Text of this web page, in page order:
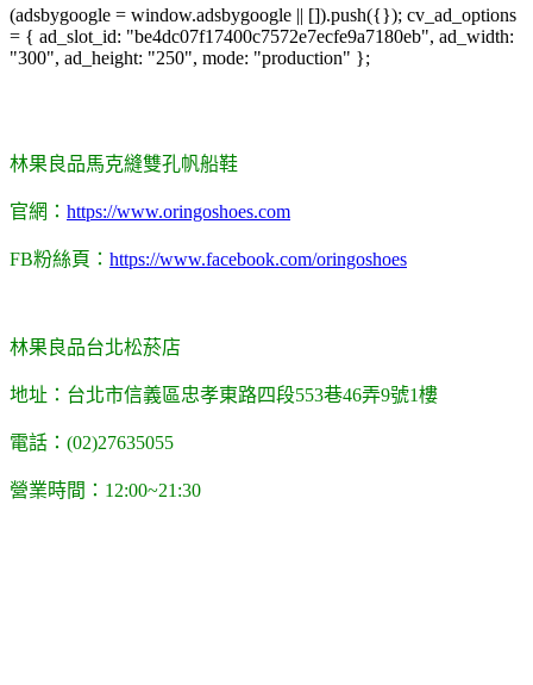
(adsbygoogle = window.adsbygoogle || []).push({}); cv_ad_options
= { ad_slot_id: "be4dc07f17400c7572e7ecfe9a7180eb", ad_width:
"300", ad_height: "250", mode: "production" };
林果良品馬克縫雙孔帆船鞋
官網： https://www.oringoshoes.com
FB粉絲頁： https://www.facebook.com/oringoshoes
林果良品台北松菸店
地址：台北市信義區忠孝東路四段553巷46弄9號1樓
電話：(02)27635055
營業時間：12:00~21:30